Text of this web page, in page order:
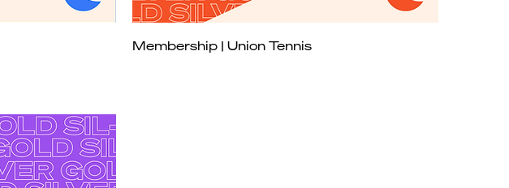
Schnellansicht
Membership | Union Tennis